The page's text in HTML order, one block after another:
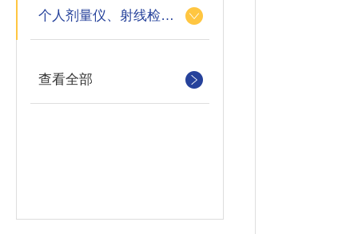
个人剂量仪、射线检测仪、氡检测仪
查看全部